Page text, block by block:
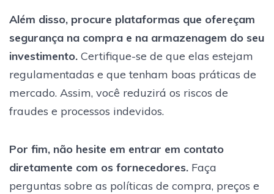
Além disso, procure plataformas que ofereçam
segurança na compra e na armazenagem do seu
investimento. Certifique-se de que elas estejam
regulamentadas e que tenham boas práticas de
mercado. Assim, você reduzirá os riscos de
fraudes e processos indevidos.
Por fim, não hesite em entrar em contato
diretamente com os fornecedores. Faça
perguntas sobre as políticas de compra, preços e